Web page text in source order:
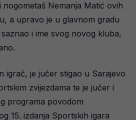
nogometaš Nemanja Matić ovih
a upravo je u glavnom gradu
i ime svog novog kluba,
igrač, je jučer stigao u Sarajevo
zvijezdama te je jučer i
programa povodom
15. izdanja Sportskih igara